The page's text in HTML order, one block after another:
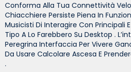
Conforma Alla Tua Connettività
Chiacchiere Persiste Piena In
Musicisti Di Interagire Con Principali
Tipo A Lo Farebbero Su Desktop .
Peregrina Interfaccia Per Vivere
Da Usare Calcolare Ascesa E
.